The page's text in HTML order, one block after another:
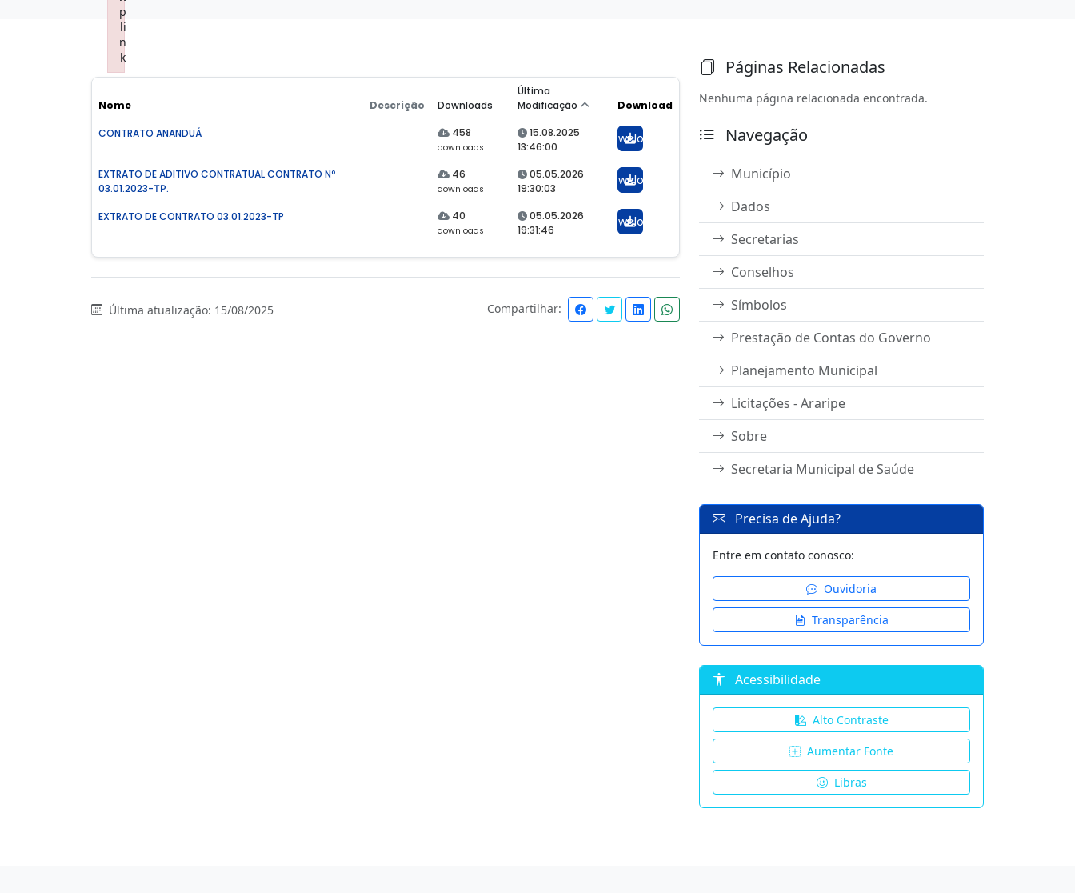
Nome Descrição Downloads
Última
Modificação
Download
CONTRATO ANANDUÁ 458
downloads
15.08.2025
13:46:00
Download
EXTRATO DE ADITIVO CONTRATUAL CONTRATO Nº
03.01.2023-ТР.
46
downloads
05.05.2026
19:30:03
Download
EXTRATO DE CONTRATO 03.01.2023-TP 40
downloads
05.05.2026
19:31:46
Download
Última atualização: 15/08/2025 Compartilhar:
Páginas Relacionadas
Nenhuma página relacionada encontrada.
Navegação
Município
Dados
Secretarias
Conselhos
Símbolos
Prestação de Contas do Governo
Planejamento Municipal
Licitações - Araripe
Sobre
Secretaria Municipal de Saúde
Precisa de Ajuda?
Entre em contato conosco:
Ouvidoria
Transparência
Acessibilidade
Alto Contraste
Aumentar Fonte
Libras
p
li
n
k
Failed to initialize plugin: wplink